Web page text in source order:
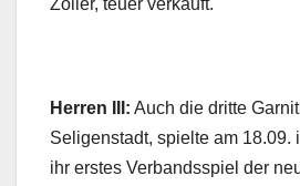
Herren III: Auch die dritte
Seligenstadt, spielte am 18.09.
ihr erstes Verbandsspiel der